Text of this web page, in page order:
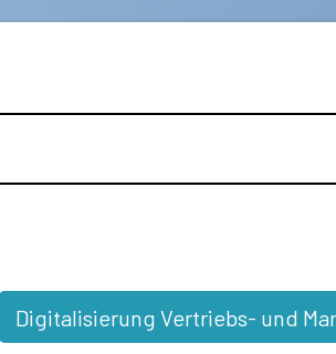
Digitalisierung Vertriebs- und